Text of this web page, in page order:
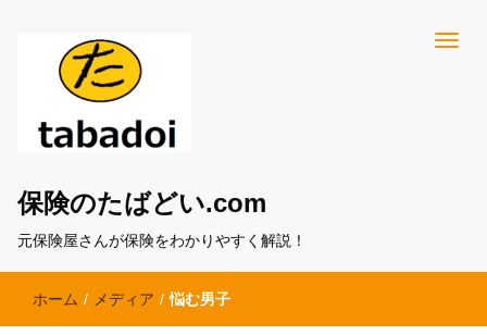
保険のたばどい.com
元保険屋さんが保険をわかりやすく解説！
ホーム / メディア / 悩む男子